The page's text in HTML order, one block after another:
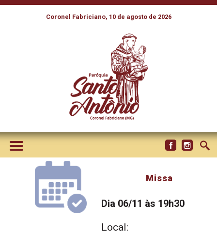
Coronel Fabriciano, 10 de agosto de 2026
Missa
Dia 06/11 às 19h30
Local: